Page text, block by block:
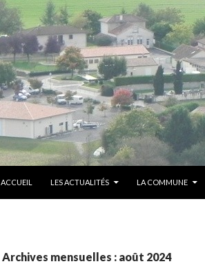
ACCUEIL
LES ACTUALITÉS LA COMMUNE
Archives mensuelles : août 2024